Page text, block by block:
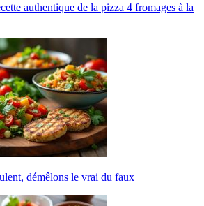
authentique de la pizza 4 fromages à la
démêlons le vrai du faux